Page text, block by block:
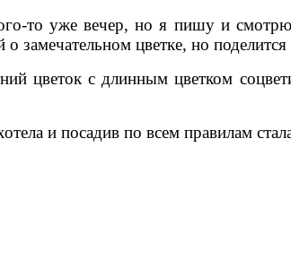
то уже вечер, но я пишу и смотрю
о замечательном цветке, но
цветок с длинным цветком
и посадив по всем правилам